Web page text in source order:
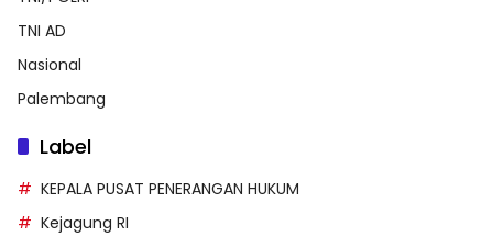
TNI AD
Nasional
Palembang
Label
KEPALA PUSAT PENERANGAN HUKUM
Kejagung RI